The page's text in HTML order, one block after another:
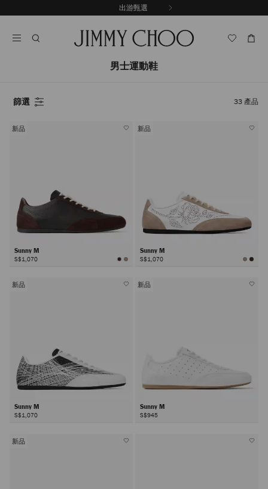
至
出游甄選
男士運動鞋
篩選 33 產品
新品
Sunny M
S$1,070
新品
Sunny M
S$1,070
新品
Sunny M
S$1,070
新品
Sunny M
S$945
新品